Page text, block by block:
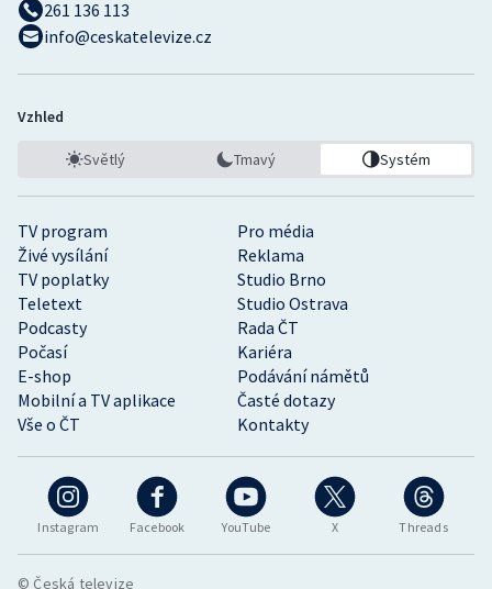
Instagram Facebook YouTube X Threads
TV program
Pro média
Živé vysílání
Reklama
TV poplatky
Studio Brno
Teletext
Studio Ostrava
Podcasty
Rada ČT
Počasí
Kariéra
E-shop
Podávání námětů
Mobilní a TV aplikace
Časté dotazy
Vše o ČT
Kontakty
261 136 113
info@ceskatelevize.cz
Vzhled
Světlý Tmavý Systém
© Česká televize